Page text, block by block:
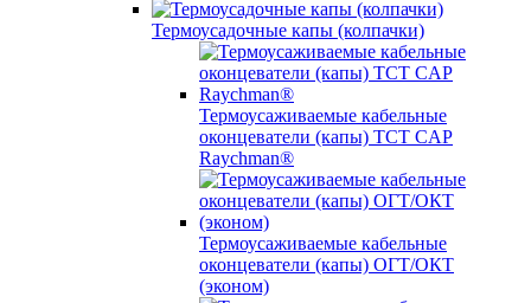
Термоусадочные капы (колпачки)
Термоусаживаемые кабельные
оконцеватели (капы) ТCT CAP
Raychman®
Термоусаживаемые кабельные
оконцеватели (капы) ОГТ/ОКТ
(эконом)